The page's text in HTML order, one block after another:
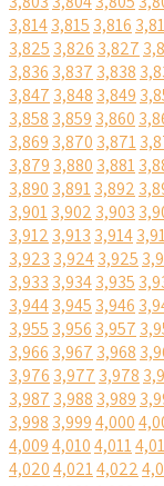
3,8143,815 3,816
3,825 3,826 3,827
3,836 3,837 3,838
3,847 3,848 3,849
3,858 3,859 3,860
3,869 3,870 3,871
3,879 3,880 3,881
3,890 3,8913,892
3,9013,902 3,903
3,912 3,913 3,914
3,923 3,9243,925
3,933 3,9343,935
3,9443,945 3,946
3,955 3,956 3,957
3,966 3,967 3,968
3,976 3,977 3,978
3,987 3,988 3,989
3,998 3,9994,000
4,0094,0104,011
4,0204,0214,022